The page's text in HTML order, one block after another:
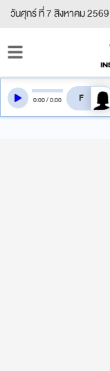
วันศุกร์ ที่ 7 สิงหาคม 2569
0:00/0:00 สลับ